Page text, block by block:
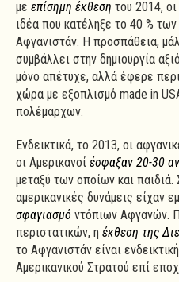
με επίσημη έκθεση του 2014,
ιδέα που κατέληξε το 40 %
Αφγανιστάν. Η προσπάθεια,
συμβάλλει στην δημιουργία
μόνο απέτυχε, αλλά έφερε
χώρα με εξοπλισμό made in
πολέμαρχων.
Ενδεικτικά, το 2013, οι
οι Αμερικανοί έσφαξαν 20-30
μεταξύ των οποίων και παιδιά.
αμερικανικές δυνάμεις είχαν
σφαγιασμό ντόπιων Αφγανών.
περιστατικών, η έκθεση της
το Αφγανιστάν είναι
Αμερικανικού Στρατού επί